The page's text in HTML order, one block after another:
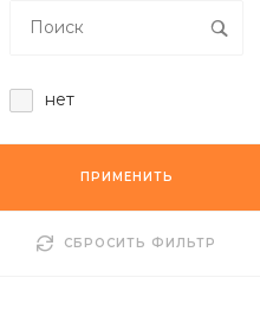
нет
ПРИМЕНИТЬ
СБРОСИТЬ ФИЛЬТР